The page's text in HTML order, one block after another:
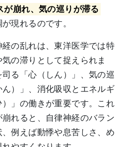
が崩れ、気の巡りが滞る
現れるのです。
の乱れは、東洋医学では特
の滞りとして捉えられま
る「心（しん）」、気の巡
）」、消化吸収とエネルギ
」の働きが重要です。これ
れると、自律神経のバラン
例えば動悸や息苦しさ、め